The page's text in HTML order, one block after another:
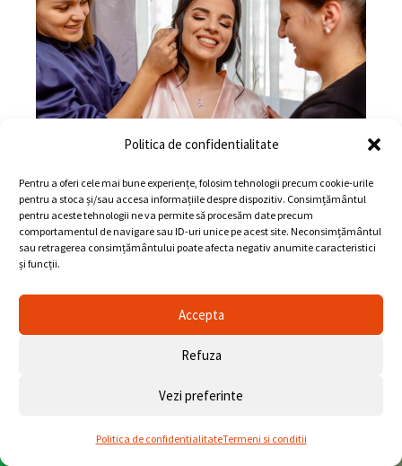
Politica de confidentialitate
Pentru a oferi cele mai bune experiențe, folosim tehnologii precum cookie-urile
pentru a stoca și/sau accesa informațiile despre dispozitiv. Consimțământul
pentru aceste tehnologii ne va permite să procesăm date precum
comportamentul de navigare sau ID-uri unice pe acest site. Neconsimțământul
sau retragerea consimțământului poate afecta negativ anumite caracteristici
și funcții.
Accepta
Refuza
Vezi preferinte
Politica de confidentialitateTermeni si conditii
Whatsapp Telefon